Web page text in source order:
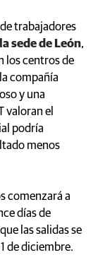
trabajadores
sede de León,
los centros de
compañía
y una
valoran el
podría
menos
comenzará a
días de
las salidas se
de diciembre.